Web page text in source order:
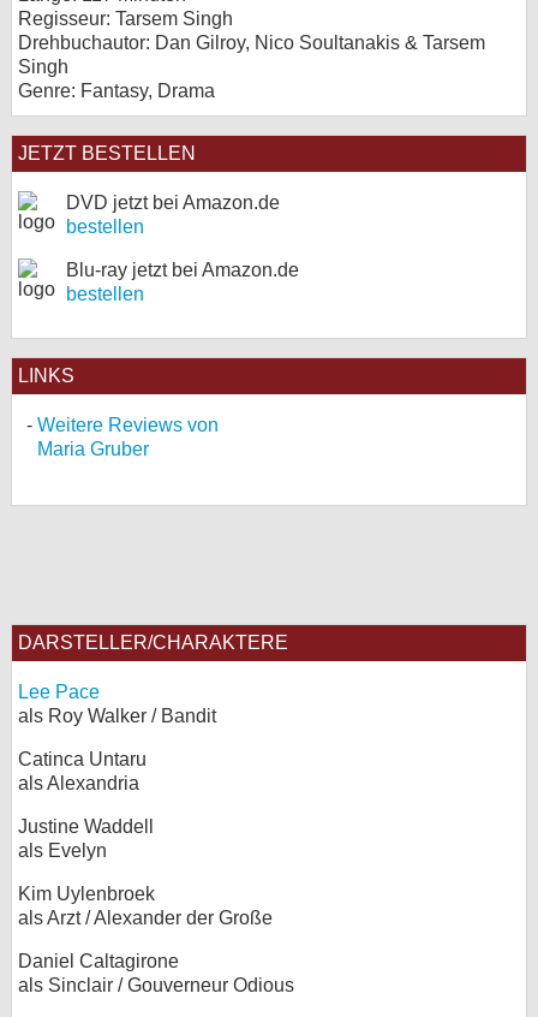
Regisseur: Tarsem Singh
Drehbuchautor: Dan Gilroy, Nico Soultanakis & Tarsem
Singh
Genre: Fantasy, Drama
JETZT BESTELLEN
DVD jetzt bei Amazon.de
bestellen
Blu-ray jetzt bei Amazon.de
bestellen
LINKS
Weitere Reviews von
Maria Gruber
DARSTELLER/CHARAKTERE
Lee Pace
als Roy Walker / Bandit
Catinca Untaru
als Alexandria
Justine Waddell
als Evelyn
Kim Uylenbroek
als Arzt / Alexander der Große
Daniel Caltagirone
als Sinclair / Gouverneur Odious